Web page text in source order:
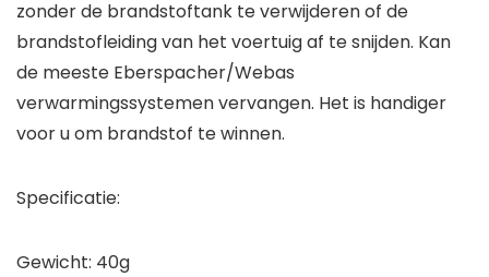
zonder de brandstoftank te verwijderen of de
brandstofleiding van het voertuig af te snijden. Kan
de meeste Eberspacher/Webas
verwarmingssystemen vervangen. Het is handiger
voor u om brandstof te winnen.
Specificatie:
Gewicht: 40g